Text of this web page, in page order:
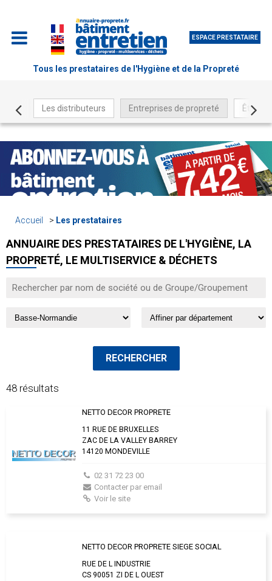
ESPACE PRESTATAIRE
Tous les prestataires de l'Hygiène et de la Propreté
Les distributeurs Entreprises de propreté Être
Accueil Les prestataires
ANNUAIRE DES PRESTATAIRES DE L'HYGIÈNE, LA
PROPRETÉ, LE MULTISERVICE & DÉCHETS
48 résultats
NETTO DECOR PROPRETE
11 RUE DE BRUXELLES
ZAC DE LA VALLEY BARREY
14120 MONDEVILLE
02 31 72 23 00
Contacter par email
Voir le site
NETTO DECOR PROPRETE SIEGE SOCIAL
RUE DE L INDUSTRIE
CS 90051 ZI DE L OUEST